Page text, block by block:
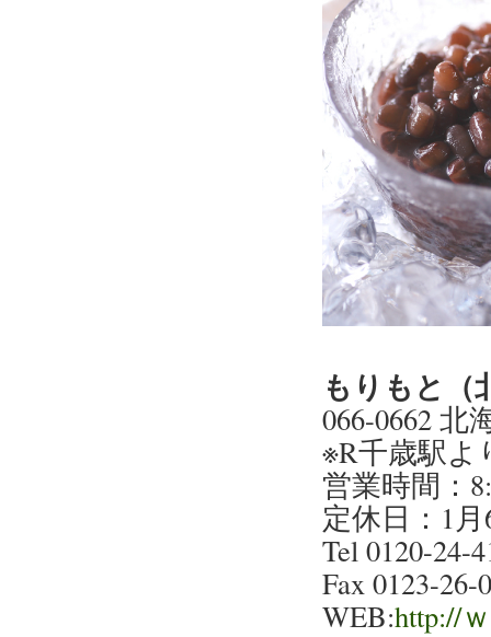
もりもと（
066-0662 北
※R千歳駅よ
営業時間：
定休日：1
Tel 0120-24-
Fax 0123-26-
WEB:http://